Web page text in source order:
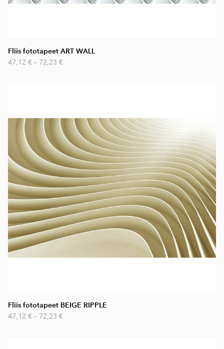
Fliis fototapeet ART WALL
47,12 € – 72,23 €
Fliis fototapeet BEIGE RIPPLE
47,12 € – 72,23 €